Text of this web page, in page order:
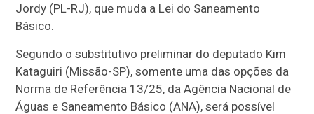
Jordy (PL-RJ), que muda a Lei do Saneamento
Básico.
Segundo osubstitutivo preliminar do deputado Kim
Kataguiri (Missão-SP), somente uma das opções da
Norma de Referência 13/25, da Agência Nacional de
Águas e Saneamento Básico (ANA), será possível